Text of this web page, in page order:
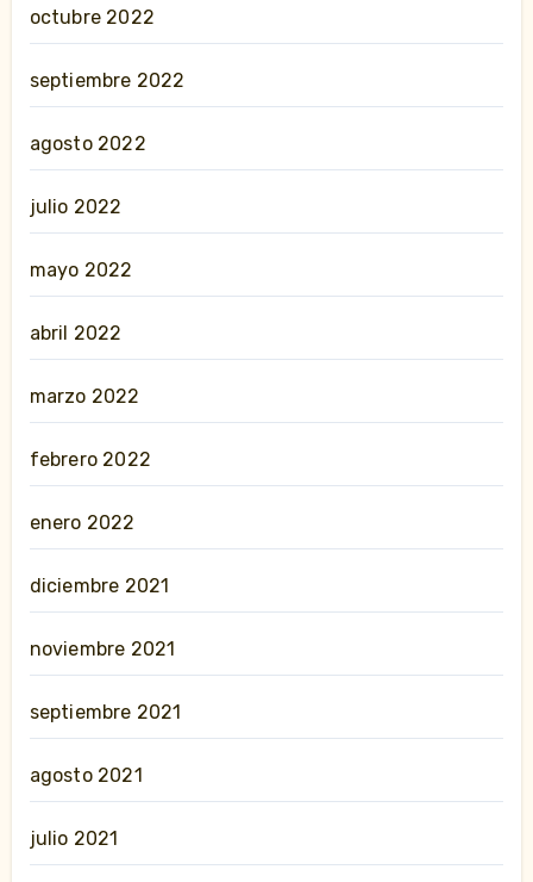
octubre 2022
septiembre 2022
agosto 2022
julio 2022
mayo 2022
abril 2022
marzo 2022
febrero 2022
enero 2022
diciembre 2021
noviembre 2021
septiembre 2021
agosto 2021
julio 2021